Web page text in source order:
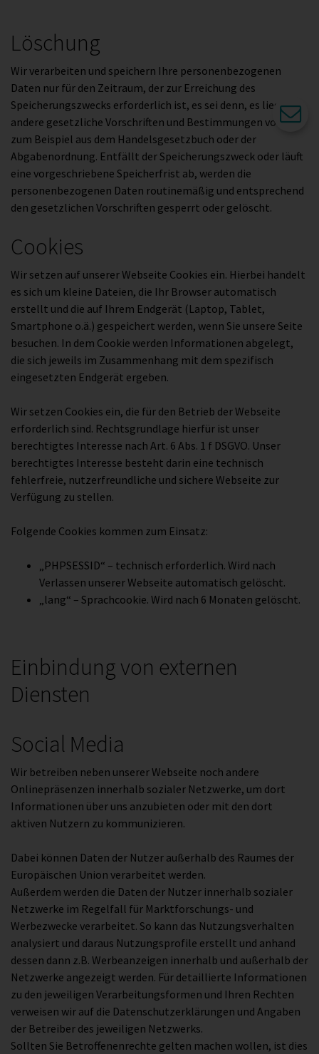
Löschung
Wir verarbeiten und speichern Ihre personenbezogenen
Daten nur für den Zeitraum, der zur Erreichung des
Speicherungszwecks erforderlich ist, es sei denn, es liegen
andere gesetzliche Vorschriften und Bestimmungen vor, wie
zum Beispiel aus dem Handelsgesetzbuch oder der
Abgabenordnung. Entfällt der Speicherungszweck oder läuft
eine vorgeschriebene Speicherfrist ab, werden die
personenbezogenen Daten routinemäßig und entsprechend
den gesetzlichen Vorschriften gesperrt oder gelöscht.
Cookies
Wir setzen auf unserer Webseite Cookies ein. Hierbei handelt
es sich um kleine Dateien, die Ihr Browser automatisch
erstellt und die auf Ihrem Endgerät (Laptop, Tablet,
Smartphone o.ä.) gespeichert werden, wenn Sie unsere Seite
besuchen. In dem Cookie werden Informationen abgelegt,
die sich jeweils im Zusammenhang mit dem spezifisch
eingesetzten Endgerät ergeben.
Wir setzen Cookies ein, die für den Betrieb der Webseite
erforderlich sind. Rechtsgrundlage hierfür ist unser
berechtigtes Interesse nach Art. 6 Abs. 1 f DSGVO. Unser
berechtigtes Interesse besteht darin eine technisch
fehlerfreie, nutzerfreundliche und sichere Webseite zur
Verfügung zu stellen.
Folgende Cookies kommen zum Einsatz:
„PHPSESSID“ – technisch erforderlich. Wird nach
Verlassen unserer Webseite automatisch gelöscht.
„lang“ – Sprachcookie. Wird nach 6 Monaten gelöscht.
Einbindung von externen
Diensten
Social Media
Wir betreiben neben unserer Webseite noch andere
Onlinepräsenzen innerhalb sozialer Netzwerke, um dort
Informationen über uns anzubieten oder mit den dort
aktiven Nutzern zu kommunizieren.
Dabei können Daten der Nutzer außerhalb des Raumes der
Europäischen Union verarbeitet werden.
Außerdem werden die Daten der Nutzer innerhalb sozialer
Netzwerke im Regelfall für Marktforschungs- und
Werbezwecke verarbeitet. So kann das Nutzungsverhalten
analysiert und daraus Nutzungsprofile erstellt und anhand
dessen dann z.B. Werbeanzeigen innerhalb und außerhalb der
Netzwerke angezeigt werden. Für detaillierte Informationen
zu den jeweiligen Verarbeitungsformen und Ihren Rechten
verweisen wir auf die Datenschutzerklärungen und Angaben
der Betreiber des jeweiligen Netzwerks.
Sollten Sie Betroffenenrechte gelten machen wollen, ist dies